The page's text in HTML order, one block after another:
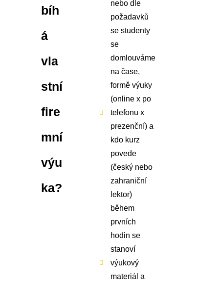
bíh
á
vla
stní
fire
mní
výu
ka?
nebo dle
požadavků
se studenty
se
domlouváme
na čase,
formě výuky
(online x po
telefonu x
prezenční) a
kdo kurz
povede
(český nebo
zahraniční
lektor)
během
prvních
hodin se
stanoví
výukový
materiál a